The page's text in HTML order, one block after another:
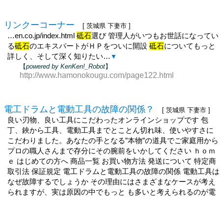
リンクーコーナー [ 茨城県 下妻市 ]
…en.co.jp/index.html砥石選び 管理人がいつもお世話になってい
る砥石のエキスパートがＨＰをついに開設砥石についてもっと
詳しく、そして深く知りたい… ▼
【powered by KenKen!_Robot】
http://www.hamonokougu.com/page122.html
電工ドラムと電動工具の故障の関係？ [ 茨城県 下妻市 ]
良い刃物、良い工具にこだわったオンラインショップです 包
丁、鋏から工具、電動工具までとことん切れ味、使いやすさに
こだわりました。あなたの手となる”本物”の道具でご家庭用から
プロの職人さんまで存分にその腕前をいかしてください ｈｏｍ
ｅ はじめての方へ 商品一覧 お買い物方法 発送について 特定商
取引法 保証規定 電工ドラムと電動工具の故障の関係 電動工具は
なぜ故障するでしょうか その理由にはさまざまなケースが考え
られますが、実は原因の中でもっと も多いと考えられるのが電